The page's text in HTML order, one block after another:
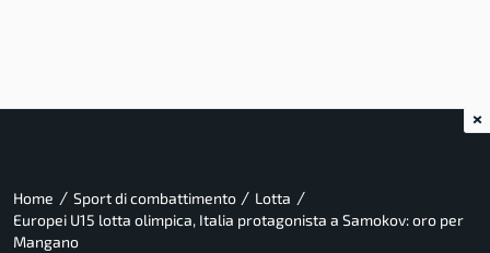
Home / Sport di combattimento / Lotta /
Europei U15 lotta olimpica, Italia protagonista a Samokov: oro per
Mangano
×